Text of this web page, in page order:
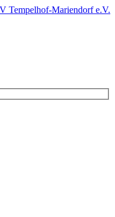
Tempelhof-Mariendorf e.V.